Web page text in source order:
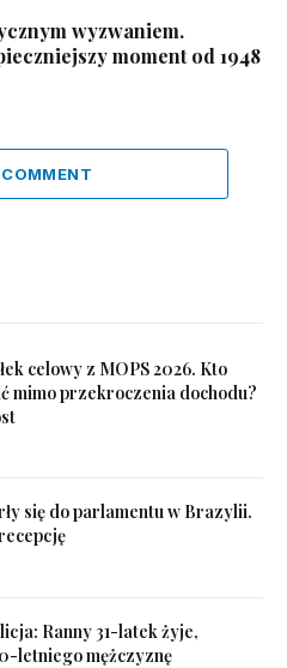
wyzwaniem.
moment od 1948
celowy z MOPS 2026. Kto
mimo przekroczenia dochodu?
się do parlamentu w Brazylii.
Ranny 31-latek żyje,
letniego mężczyznę